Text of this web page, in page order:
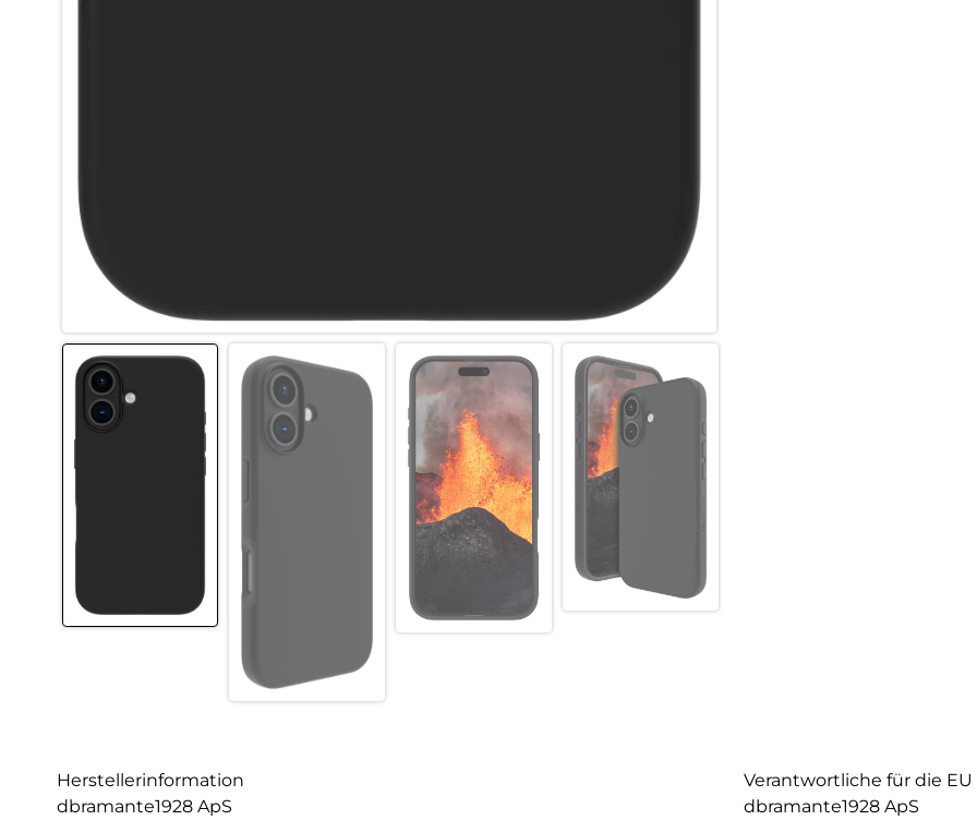
Herstellerinformation
dbramante1928 ApS
Verantwortliche für die EU
dbramante1928 ApS